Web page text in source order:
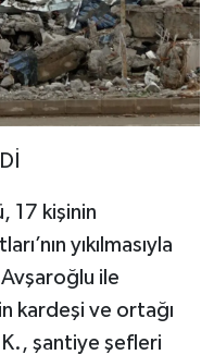
17 kişinin
yıkılmasıyla
ile
kardeşi ve ortağı
şantiye şefleri